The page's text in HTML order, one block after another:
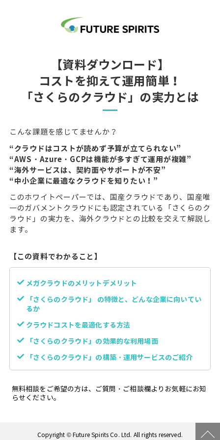
【資料ダウンロード】
コストを抑えて運用簡単！
「さくらのクラウド」の実力とは
こんな課題を感じてませんか？
“クラウドはコストが読めず予算が立てられない”
“AWS・Azure・GCPは機能が多すぎて運用が複雑”
“海外サービスは、 契約面やサポートが不安”
“中小企業に最適なクラウドを知りたい！”
このホワイトペーパーでは、国産クラウドであり、国産唯
一のガバメントクラウドにも認定されている「さくらのク
ラウド」の実力を、海外クラウドとの比較を交えて解説し
ます。
【この資料でわかること】
メガクラウドのメリットデメリット
「さくらのクラウド」
の特徴と、どんな企業に向いてい
るか
クラウドコストを最適化する方法
「さくらのクラウド」の効果的な利用場面
「さくらのクラウド」の構築・運用サービスのご紹介
無料相談をご希望の方は、ご質問・ご相談欄よりお気軽にお知
らせください。
Copyright © Future Spirits Co. Ltd. All rights reserved.